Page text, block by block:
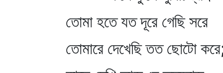
তোমা হতে যত দূরে গেছি সরে
তোমারে দেখেছি তত ছোটো